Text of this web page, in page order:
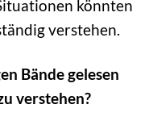
könnten
verstehen.
Bände gelesen
verstehen?